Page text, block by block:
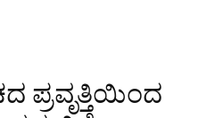
ಪ್ರವೃತ್ತಿಯಿಂದ‌